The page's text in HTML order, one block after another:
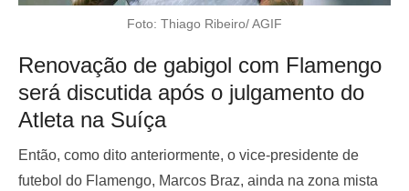
Foto: Thiago Ribeiro/ AGIF
Renovação de gabigol com Flamengo
será discutida após o julgamento do
Atleta na Suíça
Então, como dito anteriormente, o vice-presidente de
futebol do Flamengo, Marcos Braz, ainda na zona mista